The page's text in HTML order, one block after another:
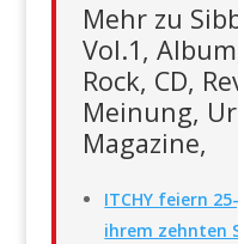
Mehr zu
Vol.1,
Rock, CD,
Meinung,
Magazine,
ITCHY feiern
ihrem zehnten